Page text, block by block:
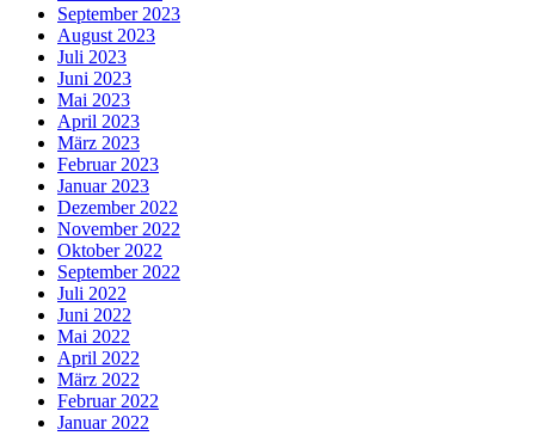
September 2023
August 2023
Juli 2023
Juni 2023
Mai 2023
April 2023
März 2023
Februar 2023
Januar 2023
Dezember 2022
November 2022
Oktober 2022
September 2022
Juli 2022
Juni 2022
Mai 2022
April 2022
März 2022
Februar 2022
Januar 2022